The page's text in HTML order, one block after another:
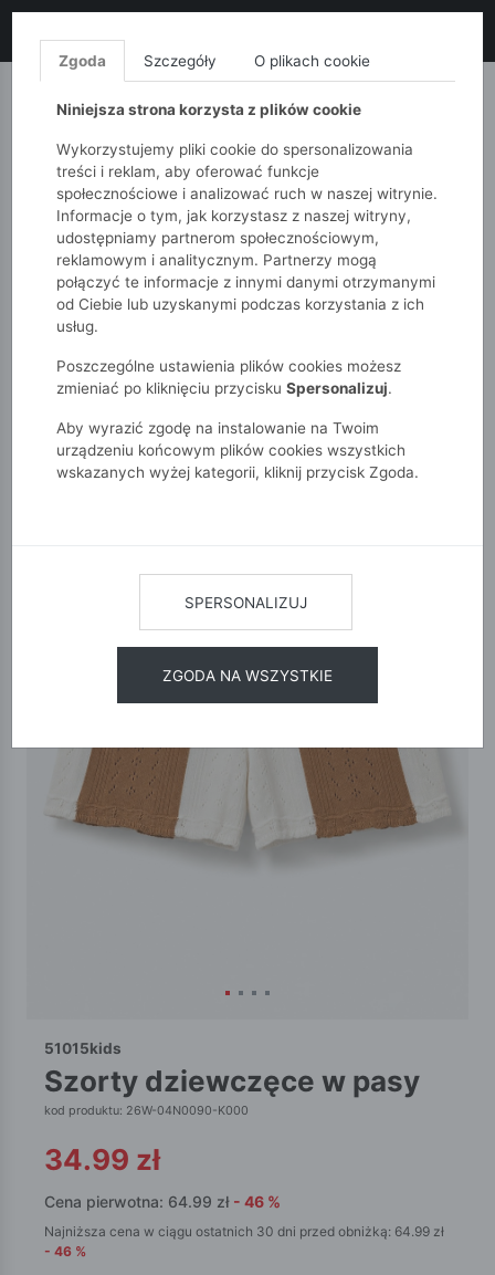
MONNARI QUIOSQUE
51015kids
Dziewczynki 7-12 lat
Szorty dziewczęce w pasy
51015kids
szorty dziewczęce w pasy
kod produktu: 26W-04N0090-K000
34.99 zł
Cena pierwotna: 64.99 zł - 46 %
Najniższa cena w ciągu ostatnich 30 dni przed obniżką: 64.99 zł
- 46 %
Zgoda Szczegóły O plikach cookie
Niniejsza strona korzysta z plików cookie
Wykorzystujemy pliki cookie do spersonalizowania
treści i reklam, aby oferować funkcje
społecznościowe i analizować ruch w naszej witrynie.
Informacje o tym, jak korzystasz z naszej witryny,
udostępniamy partnerom społecznościowym,
reklamowym i analitycznym. Partnerzy mogą
połączyć te informacje z innymi danymi otrzymanymi
od Ciebie lub uzyskanymi podczas korzystania z ich
usług.
Poszczególne ustawienia plików cookies możesz
zmieniać po kliknięciu przycisku Spersonalizuj.
Aby wyrazić zgodę na instalowanie na Twoim
urządzeniu końcowym plików cookies wszystkich
wskazanych wyżej kategorii, kliknij przycisk Zgoda.
SPERSONALIZUJ
ZGODA NA WSZYSTKIE